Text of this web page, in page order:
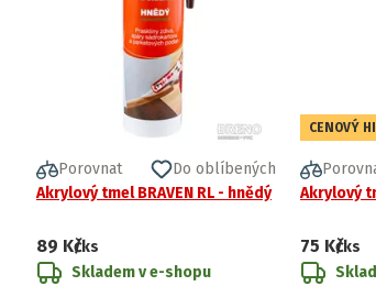
Porovnat
Do oblíbených
Akrylový tmel BRAVEN RL - hnědý
89 Kč/ks
Skladem v e-shopu
CENOVÝ
Akrylový
75 Kč/ks